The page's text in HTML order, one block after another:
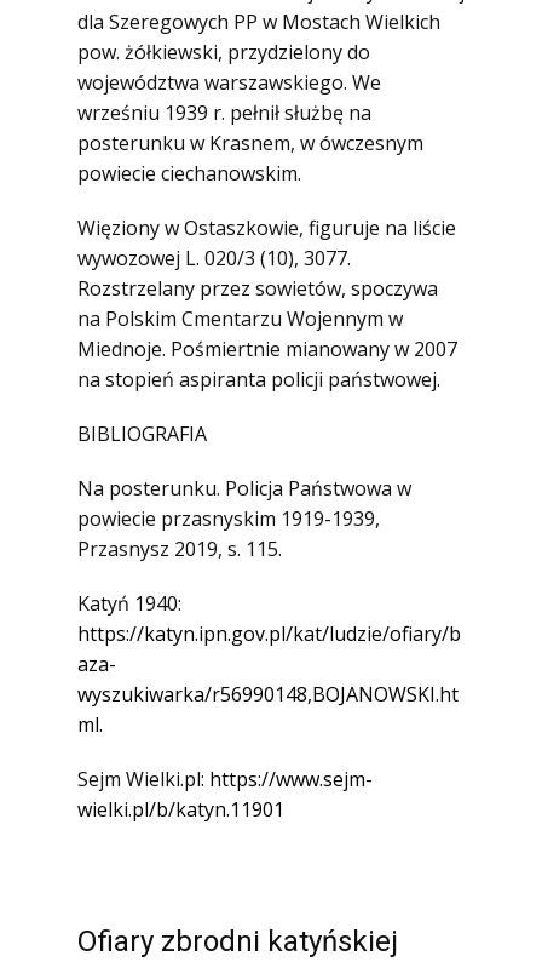
dla Szeregowych PP w Mostach Wielkich
pow. żółkiewski, przydzielony do
województwa warszawskiego. We
wrześniu 1939 r. pełnił służbę na
posterunku w Krasnem, w ówczesnym
powiecie ciechanowskim.
Więziony w Ostaszkowie, figuruje na liście
wywozowej L. 020/3 (10), 3077.
Rozstrzelany przez sowietów, spoczywa
na Polskim Cmentarzu Wojennym w
Miednoje. Pośmiertnie mianowany w 2007
na stopień aspiranta policji państwowej.
BIBLIOGRAFIA
Na posterunku. Policja Państwowa w
powiecie przasnyskim 1919-1939,
Przasnysz 2019, s. 115.
Katyń 1940:
https://katyn.ipn.gov.pl/kat/ludzie/ofiary/b
aza-
wyszukiwarka/r56990148,BOJANOWSKI.ht
ml.
Sejm Wielki.pl: https://www.sejm-
wielki.pl/b/katyn.11901
Ofiary zbrodni katyńskiej